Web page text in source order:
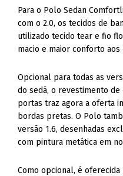
Para o Polo Sedan
com o 2.0, os tecidos de
utilizado tecido tear e fio
macio e maior conforto aos
Opcional para todas as
do sedã, o revestimento
portas traz agora a oferta
bordas pretas. O Polo
versão 1.6, desenhadas
com pintura metática em
Como opcional, é